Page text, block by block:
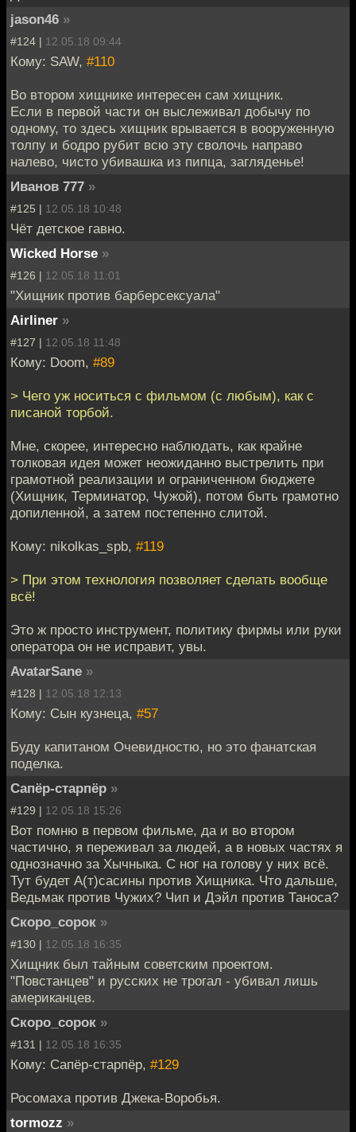
jason46 »
#124 | 12.05.18 09:44
Кому: SAW, #110
Во втором хищнике интересен сам хищник.
Если в первой части он выслеживал добычу по
одному, то здесь хищник врывается в вооруженную
толпу и бодро рубит всю эту сволочь направо
налево, чисто убивашка из пипца, загляденье!
Иванов 777 »
#125 | 12.05.18 10:48
Чёт детское гавно.
Wicked Horse »
#126 | 12.05.18 11:01
"Хищник против барберсексуала"
Airliner »
#127 | 12.05.18 11:48
Кому: Doom, #89
> Чего уж носиться с фильмом (с любым), как с
писаной торбой.
Мне, скорее, интересно наблюдать, как крайне
толковая идея может неожиданно выстрелить при
грамотной реализации и ограниченном бюджете
(Хищник, Терминатор, Чужой), потом быть грамотно
допиленной, а затем постепенно слитой.
Кому: nikolkas_spb, #119
> При этом технология позволяет сделать вообще
всё!
Это ж просто инструмент, политику фирмы или руки
оператора он не исправит, увы.
AvatarSane »
#128 | 12.05.18 12:13
Кому: Сын кузнеца, #57
Буду капитаном Очевидностю, но это фанатская
поделка.
Сапёр-старпёр »
#129 | 12.05.18 15:26
Вот помню в первом фильме, да и во втором
частично, я переживал за людей, а в новых частях я
однозначно за Хычныка. С ног на голову у них всё.
Тут будет А(т)сасины против Хищника. Что дальше,
Ведьмак против Чужих? Чип и Дэйл против Таноса?
Скоро_сорок »
#130 | 12.05.18 16:35
Хищник был тайным советским проектом.
"Повстанцев" и русских не трогал - убивал лишь
американцев.
Скоро_сорок »
#131 | 12.05.18 16:35
Кому: Сапёр-старпёр, #129
Росомаха против Джека-Воробья.
tormozz »